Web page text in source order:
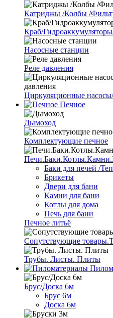
Катриджы /Колбы /
Краб/
Насосные станции
Реле давления
Циркуляционные
Печное
Дымоход
Комплектующие печное
Баки для печей /
Брикеты
Двери для бани
Камни для бани
Котлы для дома
Печь для бани
Печное литьё
Сопутствующие
Трубы. Листы. Плиты
Брус/Доска 6м
Брус 6м
Доска 6м